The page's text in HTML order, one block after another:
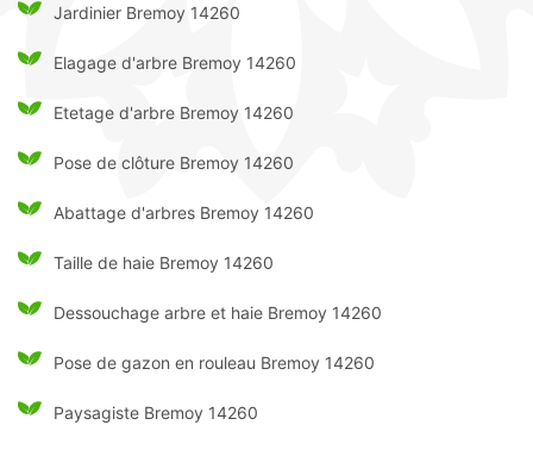
Jardinier Bremoy 14260
Elagage d'arbre Bremoy 14260
Etetage d'arbre Bremoy 14260
Pose de clôture Bremoy 14260
Abattage d'arbres Bremoy 14260
Taille de haie Bremoy 14260
Dessouchage arbre et haie Bremoy 14260
Pose de gazon en rouleau Bremoy 14260
Paysagiste Bremoy 14260